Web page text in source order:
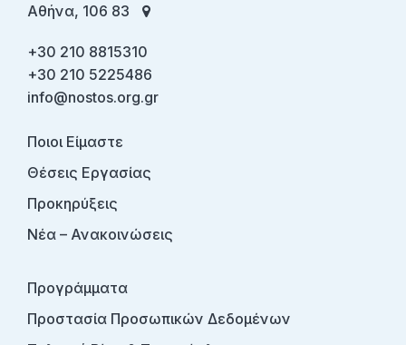
Αθήνα, 106 83
+30 210 8815310
+30 210 5225486
info@nostos.org.gr
Ποιοι Είμαστε
Θέσεις Εργασίας
Προκηρύξεις
Νέα – Ανακοινώσεις
Προγράμματα
Προστασία Προσωπικών Δεδομένων